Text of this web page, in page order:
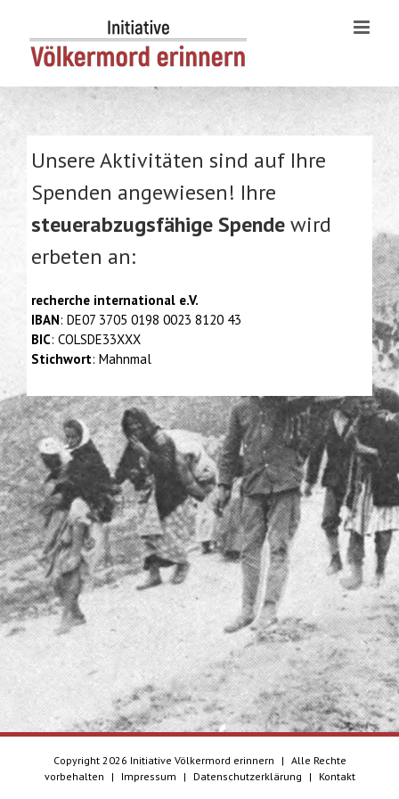
content
Unsere Aktivitäten sind auf Ihre
Spenden angewiesen! Ihre
steuerabzugsfähige Spendewird
erbeten an:
recherche international e.V.
IBAN: DE07 3705 0198 0023 8120 43
BIC: COLSDE33XXX
Stichwort: Mahnmal
Copyright 2026 Initiative Völkermord erinnern | Alle Rechte
vorbehalten
| Impressum | Datenschutzerklärung | Kontakt